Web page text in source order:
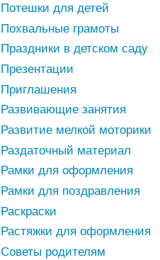
Занятие для
развития речи
«Мячик»
Потешки для детей
Похвальные грамоты
Праздники в детском саду
Презентации
Приглашения
Развивающие занятия
Развитие мелкой моторики
Раздаточный материал
Рамки для оформления
Рамки для поздравления
Раскраски
Растяжки для оформления
Советы родителям